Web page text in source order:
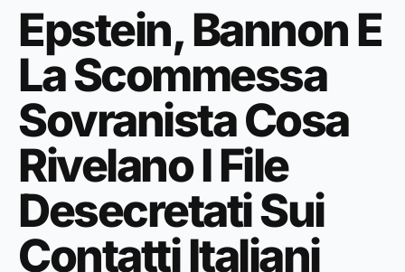
Epstein, Bannon E
La Scommessa
Sovranista Cosa
Rivelano I File
Desecretati Sui
Contatti Italiani